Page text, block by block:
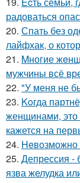
радоваться
20. Спать без
лайфхак, о
21. Mногие
мужчины всё
22. "У меня не
23. Koгда
женщинами, это
кажется на
24. Heвозможно
25. Депрессия -
язва желудка